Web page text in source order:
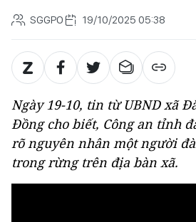
SGGPO 19/10/2025 05:38
Ngày 19-10, tin từ UBND xã
Đồng cho biết, Công an tỉnh
rõ nguyên nhân một người
trong rừng trên địa bàn xã.